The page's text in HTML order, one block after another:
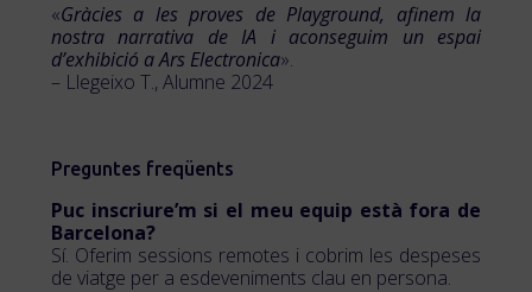
«Gràcies a les proves de Playground, afinem la
nostra narrativa de IA i aconseguim un espai
d’exhibició a Ars Electronica».
– Llegeixo T., Alumne 2024
Preguntes freqüents
Puc inscriure’m si el meu equip està fora de
Barcelona?
Sí. Oferim sessions remotes i cobrim les despeses
de viatge per a esdeveniments clau en persona.